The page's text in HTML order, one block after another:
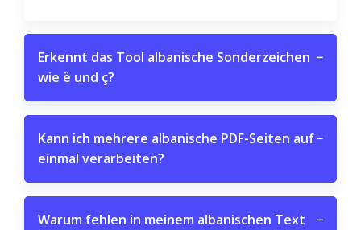
Erkennt das Tool albanische Sonderzeichen
wie ë und ç?
−
Kann ich mehrere albanische PDF-Seiten auf
einmal verarbeiten?
−
Warum fehlen in meinem albanischen Text
−